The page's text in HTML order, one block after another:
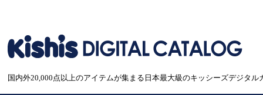
国内外20,000点以上のアイテムが集まる日本最大級のキッシーズデジタル